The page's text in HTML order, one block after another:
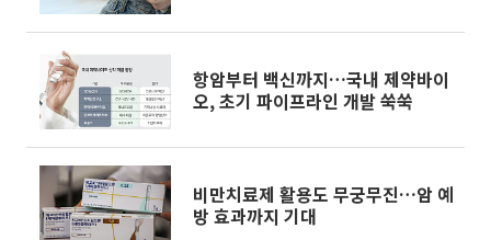
항암부터 백신까지…국내 제약바이
오, 초기 파이프라인 개발 쑥쑥
비만치료제 활용도 무궁무진…암 예
방 효과까지 기대